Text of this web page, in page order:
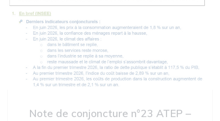
Note de conjoncture n°23 ATEP –